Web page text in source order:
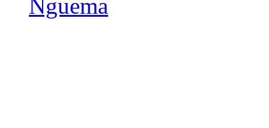
Nguema